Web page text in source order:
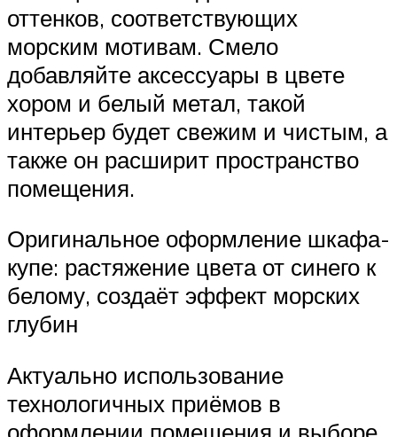
оттенков, соответствующих
морским мотивам. Смело
добавляйте аксессуары в цвете
хором и белый метал, такой
интерьер будет свежим и чистым, а
также он расширит пространство
помещения.
Оригинальное оформление шкафа-
купе: растяжение цвета от синего к
белому, создаёт эффект морских
глубин
Актуально использование
технологичных приёмов в